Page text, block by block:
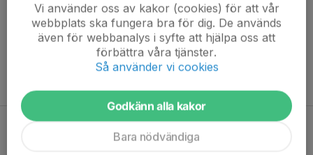
Ingen statistik finns för detta år
Vi använder oss av kakor (cookies) för att vår
webbplats ska fungera bra för dig. De används
även för webbanalys i syfte att hjälpa oss att
förbättra våra tjänster.
Så använder vi cookies
Godkänn alla kakor
Bara nödvändiga